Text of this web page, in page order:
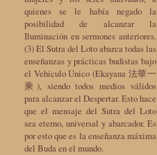
quienes se le había negado la
posibilidad de alcanzar la
Iluminación en sermones anteriores.
(3) El Sutra del Loto abarca todas las
enseñanzas y prácticas budistas bajo
el Vehículo Único (Ekayana 法華一
乘), siendo todos medios válidos
para alcanzar el Despertar. Esto hace
que el mensaje del Sutra del Loto
sea eterno, universal y abarcador. Es
por esto que es la enseñanza máxima
del Buda en el mundo.